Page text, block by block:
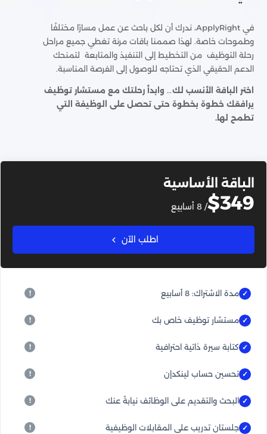
في ApplyRight، ندرك أن لكل باحث عن عمل مسارًا مختلفًا
وطموحات خاصة. لهذا صممنا باقات مرنة تغطي جميع مراحل
رحلة التوظيف من التخطيط إلى التنفيذ والمتابعة لتمنحك
الدعم الحقيقي الذي تحتاجه للوصول إلى الفرصة المناسبة.
اختر الباقة الأنسب لك… وابدأ رحلتك مع مستشار توظيف
يرافقك خطوة بخطوة حتى تحصل على الوظيفة التي
تطمح لها.
الباقة الأساسية
$349/ 8 أسابيع
اطلب الآن
مدة الاشتراك: 8 أسابيع
مستشار توظيف خاص بك
كتابة سيرة ذاتية احترافية
تحسين حساب لينكدإن
البحث والتقديم على الوظائف نيابةً عنك
جلستان تدريب على المقابلات الوظيفية